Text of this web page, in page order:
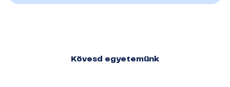
Kövesd egyetemünk